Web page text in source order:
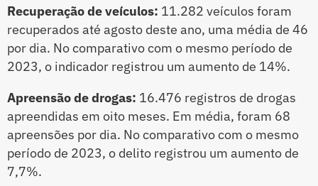
Recuperação de veículos: 11.282 veículos foram
recuperados até agosto deste ano, uma média de 46
por dia. No comparativo com o mesmo período de
2023, o indicador registrou um aumento de 14%.
Apreensão de drogas: 16.476 registros de drogas
apreendidas em oito meses. Em média, foram 68
apreensões por dia. No comparativo com o mesmo
período de 2023, o delito registrou um aumento de
7,7%.